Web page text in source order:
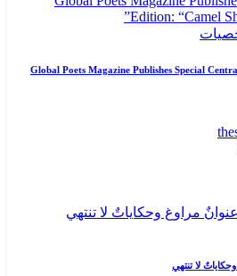
Global Poets Magazine Publishes Special
لا تنتهي